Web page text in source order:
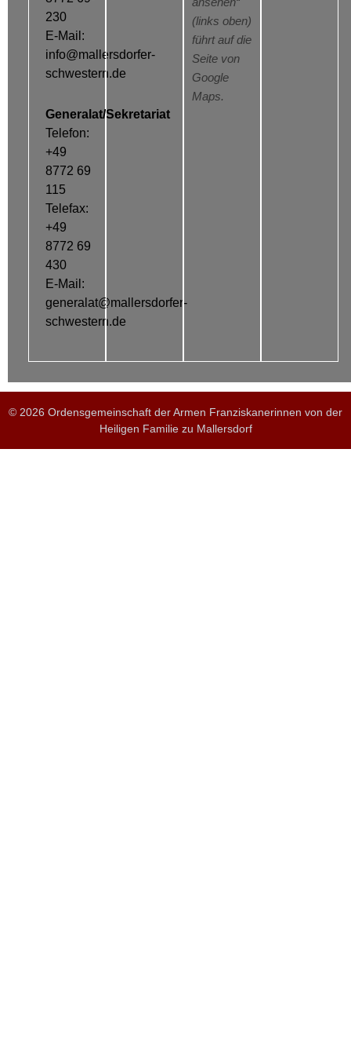
230
E-Mail:
info@mallersdorfer-
schwestern.de
Generalat/Sekretariat
Telefon:
+49
8772 69
115
Telefax:
+49
8772 69
430
E-Mail:
generalat@mallersdorfer-
schwestern.de
(links oben)
führt auf die
Seite von
Google
Maps.
© 2026 Ordensgemeinschaft der Armen Franziskanerinnen von der
Heiligen Familie zu Mallersdorf